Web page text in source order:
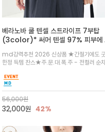
베라노바 쿨 텐셀 스트라이프 7부탑
(3color)* 써머 텐셀 97% 피부에
는 순간 느껴지는 쿨링 터치의 여름 텐
소재
md강력추천 2026 신상품 ★간절기에도
한정 득템 찬스★주.문.대.폭.주 - 전컬러 순
있는 드롭숄더와 7부 소매가 더해져 팔 라인을
자연스럽게 커버해주는 아이템/얇고 가벼운 터
치감으로 편안
56,000원
32,000원 42%